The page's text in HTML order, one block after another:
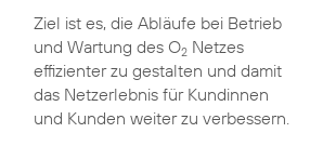
Ziel ist es, die Abläufe bei Betrieb
und Wartung des O2Netzes
effizienter zu gestalten und damit
das Netzerlebnis für Kundinnen
und Kunden weiter zu verbessern.